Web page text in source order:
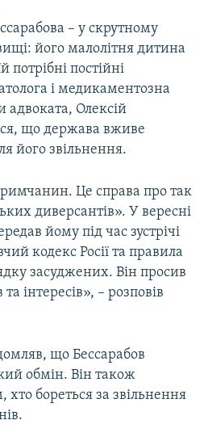
– у скрутному
його малолітня дитина
постійні
і медикаментозна
адвоката, Олексій
що держава вживе
його звільнення.
Це справа про так
диверсантів». У вересні
йому під час зустрічі
кодекс Росії та правила
засуджених. Він просив
інтересів», – розповів
що Бессарабов
обмін. Він також
хто бореться за звільнення